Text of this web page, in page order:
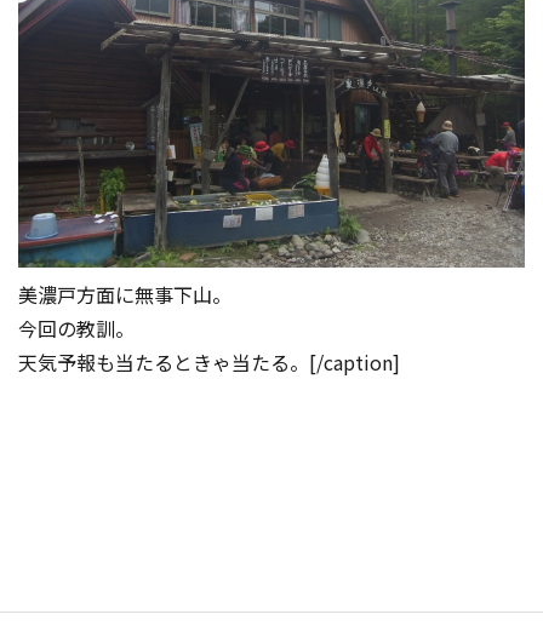
美濃戸方面に無事下山。
今回の教訓。
天気予報も当たるときゃ当たる。[/caption]